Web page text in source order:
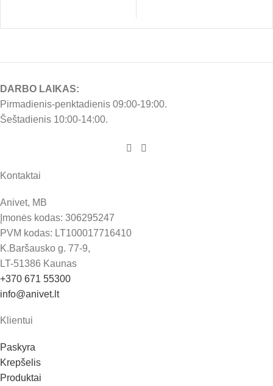
DARBO LAIKAS:
Pirmadienis-penktadienis 09:00-19:00.
Šeštadienis 10:00-14:00.
Kontaktai
Anivet, MB
Įmonės kodas: 306295247
PVM kodas: LT100017716410
K.Baršausko g. 77-9,
LT-51386 Kaunas
+370 671 55300
info@anivet.lt
Klientui
Paskyra
Krepšelis
Produktai